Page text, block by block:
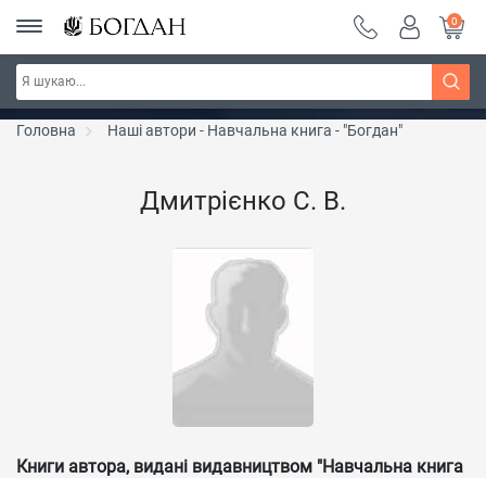
РОЗПРОДАЖ ~ 150 грн ~ 200 грн ~ 250 грн ~
300 грн ~ РОЗПРОДАЖ
Дізнатись більше
0
Головна Наші автори - Навчальна книга - "Богдан"
Дмитрієнко С. В.
Книги автора, видані видавництвом "Навчальна книга